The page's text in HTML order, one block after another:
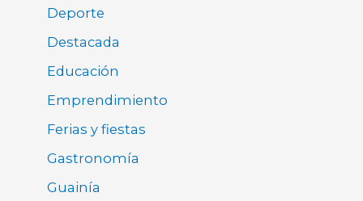
Deporte
Destacada
Educación
Emprendimiento
Ferias y fiestas
Gastronomía
Guainía